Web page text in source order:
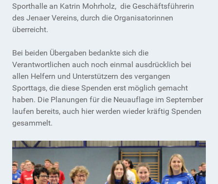
Sporthalle an Katrin Mohrholz, die Geschäftsführerin
des Jenaer Vereins, durch die Organisatorinnen
überreicht.
Bei beiden Übergaben bedankte sich die
Verantwortlichen auch noch einmal ausdrücklich bei
allen Helfern und Unterstützern des vergangen
Sporttags, die diese Spenden erst möglich gemacht
haben. Die Planungen für die Neuauflage im September
laufen bereits, auch hier werden wieder kräftig Spenden
gesammelt.